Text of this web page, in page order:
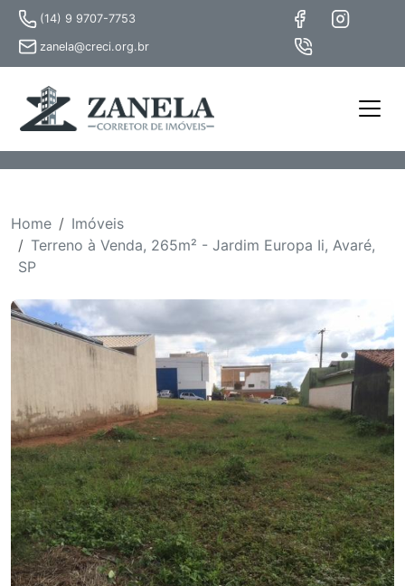
(14) 9 9707-7753
zanela@creci.org.br
Home
Imóveis
Terreno à Venda, 265m² - Jardim Europa Ii, Avaré,
SP